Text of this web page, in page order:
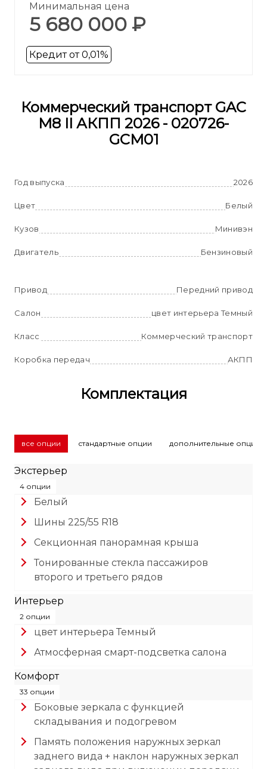
Минимальная цена
5 680 000 ₽
Кредит от 0,01%
Коммерческий транспорт GAC
M8 II АКПП 2026 - 020726-
GCM01
Год выпуска 2026
Цвет Белый
Кузов Минивэн
Двигатель Бензиновый
Привод Передний привод
Салон цвет интерьера Темный
Класс Коммерческий транспорт
Коробка передач АКПП
Комплектация
все опции стандартные опции дополнительные опции
Экстерьер
4 опции
Белый
Шины 225/55 R18
Секционная панорамная крыша
Тонированные стекла пассажиров
второго и третьего рядов
Интерьер
2 опции
цвет интерьера Темный
Атмосферная смарт-подсветка салона
Комфорт
33 опции
Боковые зеркала с функцией
складывания и подогревом
Память положения наружных зеркал
заднего вида + наклон наружных зеркал